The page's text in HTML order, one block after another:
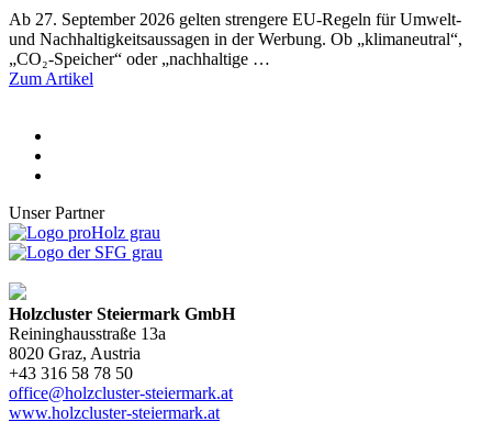
Ab 27. September 2026 gelten strengere EU-Regeln für Umwelt-
und Nachhaltigkeitsaussagen in der Werbung. Ob „klimaneutral“,
„CO₂-Speicher“ oder „nachhaltige …
Zum Artikel
Unser Partner
Holzcluster Steiermark GmbH
Reininghausstraße 13a
8020 Graz, Austria
+43 316 58 78 50
office@holzcluster-steiermark.at
www.holzcluster-steiermark.at